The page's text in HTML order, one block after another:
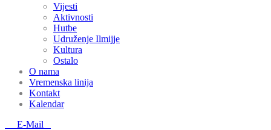
Vijesti
Aktivnosti
Hutbe
Udruženje Ilmijje
Kultura
Ostalo
O nama
Vremenska linija
Kontakt
Kalendar
E-Mail